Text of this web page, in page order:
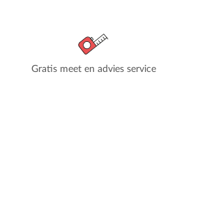
Gratis meet en advies service